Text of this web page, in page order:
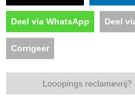
Deel via WhatsApp Deel
Corrigeer
Looopings reclamevrij?